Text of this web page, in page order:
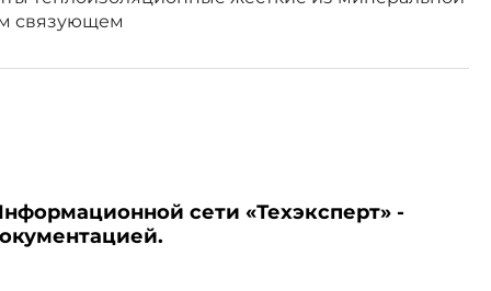
связующем
сети «Техэксперт» -